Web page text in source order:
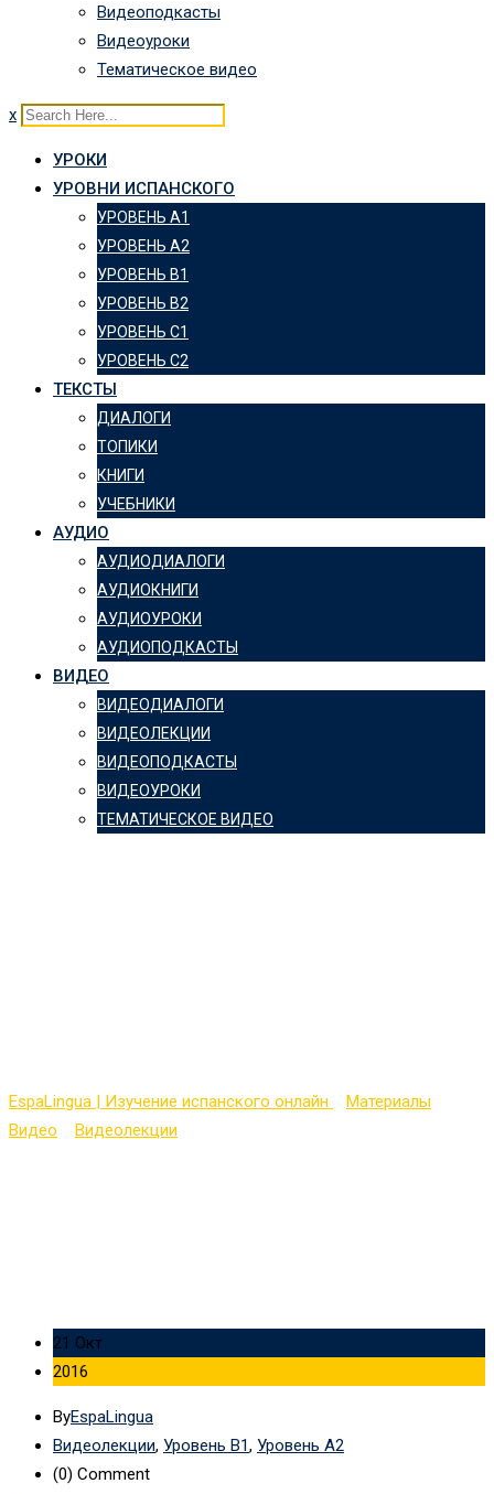
Видеоподкасты
Видеоуроки
Тематическое видео
x
УРОКИ
УРОВНИ ИСПАНСКОГО
УРОВЕНЬ А1
УРОВЕНЬ А2
УРОВЕНЬ B1
УРОВЕНЬ B2
УРОВЕНЬ C1
УРОВЕНЬ C2
ТЕКСТЫ
ДИАЛОГИ
ТОПИКИ
КНИГИ
УЧЕБНИКИ
АУДИО
АУДИОДИАЛОГИ
АУДИОКНИГИ
АУДИОУРОКИ
АУДИОПОДКАСТЫ
ВИДЕО
ВИДЕОДИАЛОГИ
ВИДЕОЛЕКЦИИ
ВИДЕОПОДКАСТЫ
ВИДЕОУРОКИ
ТЕМАТИЧЕСКОЕ ВИДЕО
EspaLingua | Изучение испанского онлайн Материалы
Видео
Видеолекции
21 Окт
2016
ByEspaLingua
Видеолекции, Уровень B1, Уровень А2
(0) Comment